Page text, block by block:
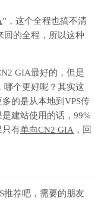
”，这个全程也搞不清
回的全程，所以这种
GIA最好的，但是
哪个更好呢？其实这
的是从本地到VPS传
建站使用的话，99%
只有单向CN2 GIA ，回
推荐吧，需要的朋友